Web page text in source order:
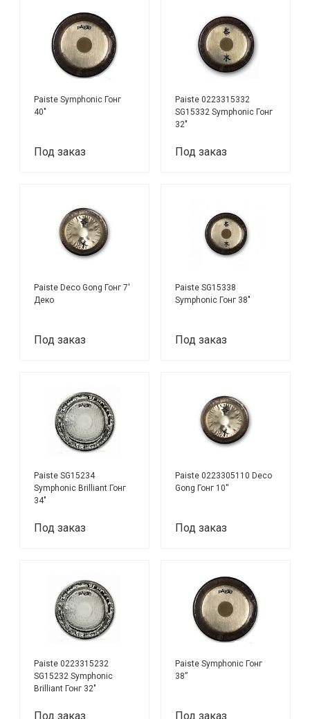
Paiste Symphonic Гонг
40"
Под заказ
Paiste 0223315332
SG15332 Symphonic Гонг
32"
Под заказ
Paiste Deco Gong Гонг 7'
Деко
Под заказ
Paiste SG15338
Symphonic Гонг 38"
Под заказ
Paiste SG15234
Symphonic Brilliant Гонг
34"
Под заказ
Paiste 0223305110 Deco
Gong Гонг 10''
Под заказ
Paiste 0223315232
SG15232 Symphonic
Brilliant Гонг 32"
Под заказ
Paiste Symphonic Гонг
38”
Под заказ